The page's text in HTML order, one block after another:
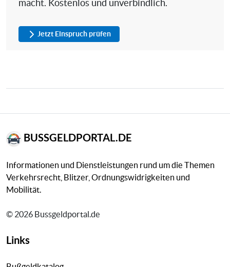
macht. Kostenlos und unverbindlich.
Jetzt Einspruch prüfen
BUSSGELDPORTAL.DE
Informationen und Dienstleistungen rund um die Themen
Verkehrsrecht, Blitzer, Ordnungswidrigkeiten und
Mobilität.
© 2026 Bussgeldportal.de
Links